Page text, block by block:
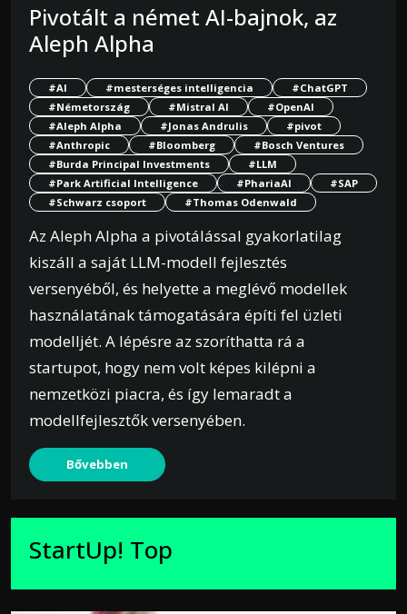
Pivotált a német AI-bajnok, az
Aleph Alpha
#AI #mesterséges intelligencia
#ChatGPT
#Németország
#Mistral AI
#OpenAI
#Aleph Alpha
#Jonas Andrulis
#pivot
#Anthropic
#Bloomberg
#Bosch Ventures
#Burda Principal Investments
#LLM
#Park Artificial Intelligence
#PhariaAI
#SAP
#Schwarz csoport
#Thomas Odenwald
Az Aleph Alpha a pivotálással gyakorlatilag
kiszáll a saját LLM-modell fejlesztés
versenyéből, és helyette a meglévő modellek
használatának támogatására építi fel üzleti
modelljét. A lépésre az szoríthatta rá a
startupot, hogy nem volt képes kilépni a
nemzetközi piacra, és így lemaradt a
modellfejlesztők versenyében.
Bővebben
StartUp! Top